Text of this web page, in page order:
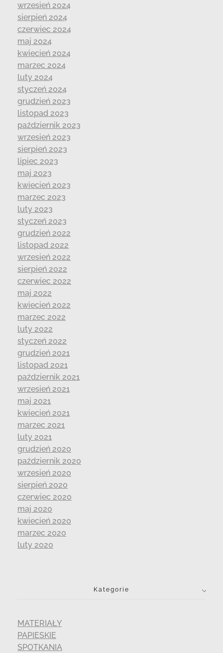
wrzesień 2024
sierpień 2024
czerwiec 2024
maj 2024
kwiecień 2024
marzec 2024
luty 2024
styczeń 2024
grudzień 2023
listopad 2023
październik 2023
wrzesień 2023
sierpień 2023
lipiec 2023
maj 2023
kwiecień 2023
marzec 2023
luty 2023
styczeń 2023
grudzień 2022
listopad 2022
wrzesień 2022
sierpień 2022
czerwiec 2022
maj 2022
kwiecień 2022
marzec 2022
luty 2022
styczeń 2022
grudzień 2021
listopad 2021
październik 2021
wrzesień 2021
maj 2021
kwiecień 2021
marzec 2021
luty 2021
grudzień 2020
październik 2020
wrzesień 2020
sierpień 2020
czerwiec 2020
maj 2020
kwiecień 2020
marzec 2020
luty 2020
Kategorie
MATERIAŁY
PAPIESKIE
SPOTKANIA